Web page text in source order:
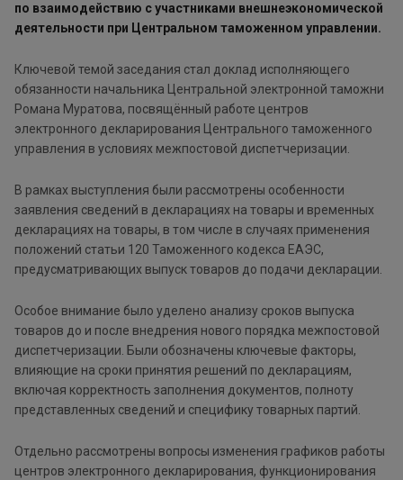
по взаимодействию с участниками внешнеэкономической
деятельности при Центральном таможенном управлении.
Ключевой темой заседания стал доклад исполняющего
обязанности начальника Центральной электронной таможни
Романа Муратова, посвящённый работе центров
электронного декларирования Центрального таможенного
управления в условиях межпостовой диспетчеризации.
В рамках выступления были рассмотрены особенности
заявления сведений в декларациях на товары и временных
декларациях на товары, в том числе в случаях применения
положений статьи 120 Таможенного кодекса ЕАЭС,
предусматривающих выпуск товаров до подачи декларации.
Особое внимание было уделено анализу сроков выпуска
товаров до и после внедрения нового порядка межпостовой
диспетчеризации. Были обозначены ключевые факторы,
влияющие на сроки принятия решений по декларациям,
включая корректность заполнения документов, полноту
представленных сведений и специфику товарных партий.
Отдельно рассмотрены вопросы изменения графиков работы
центров электронного декларирования, функционирования